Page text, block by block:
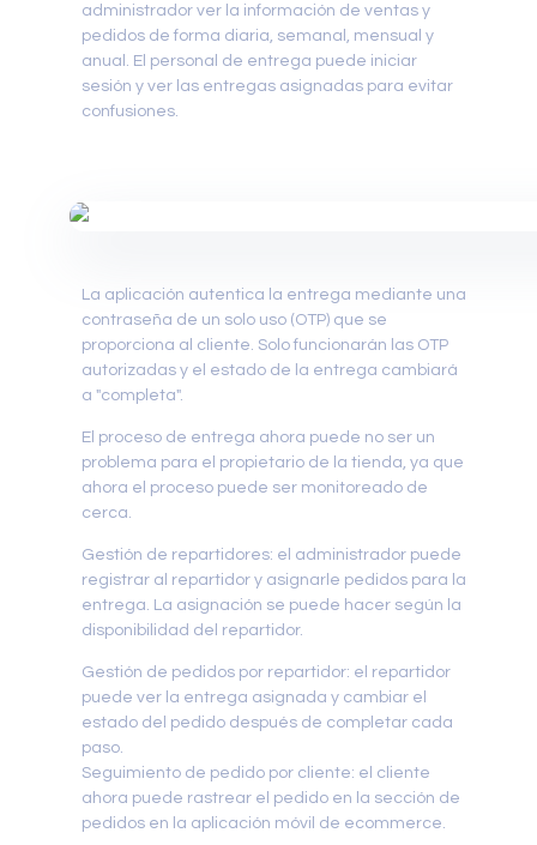
administrador ver la información de ventas y
pedidos de forma diaria, semanal, mensual y
anual. El personal de entrega puede iniciar
sesión y ver las entregas asignadas para evitar
confusiones.
La aplicación autentica la entrega mediante una
contraseña de un solo uso (OTP) que se
proporciona al cliente. Solo funcionarán las OTP
autorizadas y el estado de la entrega cambiará
a "completa".
El proceso de entrega ahora puede no ser un
problema para el propietario de la tienda, ya que
ahora el proceso puede ser monitoreado de
cerca.
Gestión de repartidores: el administrador puede
registrar al repartidor y asignarle pedidos para la
entrega. La asignación se puede hacer según la
disponibilidad del repartidor.
Gestión de pedidos por repartidor: el repartidor
puede ver la entrega asignada y cambiar el
estado del pedido después de completar cada
paso.
Seguimiento de pedido por cliente: el cliente
ahora puede rastrear el pedido en la sección de
pedidos en la aplicación móvil de ecommerce.